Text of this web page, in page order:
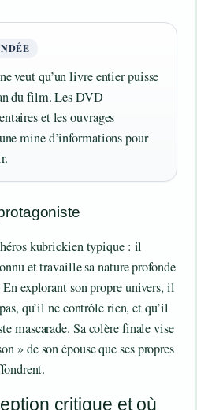
veut qu’un livre entier puisse
du film. Les DVD
et les ouvrages
mine d’informations pour
kubrickien typique : il
et travaille sa nature profonde
explorant son propre univers, il
qu’il ne contrôle rien, et qu’il
mascarade. Sa colère finale vise
» de son épouse que ses propres
critique et où